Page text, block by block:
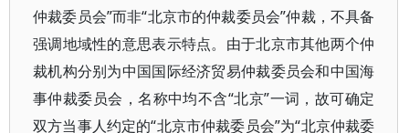
仲裁委员会”而非“北京市的仲裁委员会”仲裁，不具备
强调地域性的意思表示特点。由于北京市其他两个仲
裁机构分别为中国国际经济贸易仲裁委员会和中国海
事仲裁委员会，名称中均不含“北京”一词，故可确定
双方当事人约定的“北京市仲裁委员会”为“北京仲裁委